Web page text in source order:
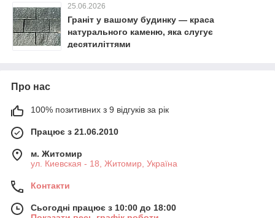
25.06.2026
Граніт у вашому будинку — краса
натурального каменю, яка слугує
десятиліттями
Про нас
100% позитивних з 9 відгуків за рік
Працює з 21.06.2010
м. Житомир
ул. Киевская - 18, Житомир, Україна
Контакти
Сьогодні працює з 10:00 до 18:00